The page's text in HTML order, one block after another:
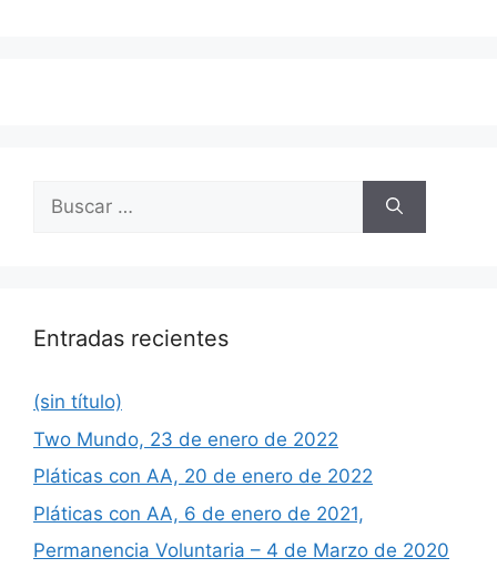
Buscar:
Entradas recientes
(sin título)
Two Mundo, 23 de enero de 2022
Pláticas con AA, 20 de enero de 2022
Pláticas con AA, 6 de enero de 2021,
Permanencia Voluntaria – 4 de Marzo de 2020